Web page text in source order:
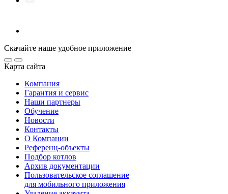
Скачайте наше удобное приложение
Карта сайта
Компания
Гарантия и сервис
Наши партнеры
Обучение
Новости
Контакты
О Компании
Референц-объекты
Подбор котлов
Архив документации
Пользовательское соглашение
для мобильного приложения